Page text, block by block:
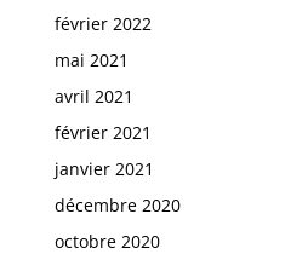
février 2022
mai 2021
avril 2021
février 2021
janvier 2021
décembre 2020
octobre 2020